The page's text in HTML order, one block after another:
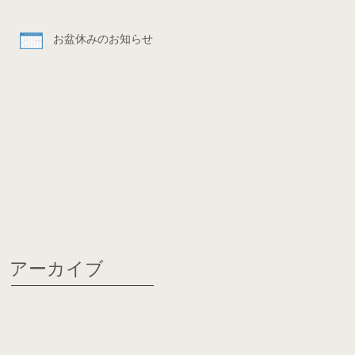
お盆休みのお知らせ
アーカイブ